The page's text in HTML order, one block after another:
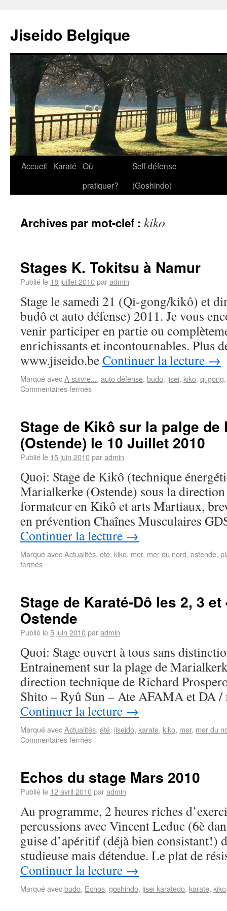
Jiseido Belgique
Accueil Karaté Où
pratiquer?
Self-défense
(Goshindo)
Archives par mot-clef : kiko
Stages K. Tokitsu à Namur
Publié le 18 juillet 2010paradmin
Stage le samedi 21 (Qi-gong/kikô) et
budô et auto défense) 2011. Je vous
venir participer en partie ou
enrichissants et incontournables. Plus
www.jiseido.beContinuer la lecture →
Marqué avecA suivre..., auto défense, budo, jisei, kiko, qi gong
Commentaires fermés
Stage de Kikô sur la palge de
(Ostende) le 10 Juillet 2010
Publié le 15 juin 2010paradmin
Quoi: Stage de Kikô (technique
Marialkerke (Ostende) sous la
formateur en Kikô et arts Martiaux,
en prévention Chaînes Musculaires
Continuer la lecture →
Marqué avecActualités, été, kiko, mer, mer du nord, ostende,
fermés
Stage de Karaté-Dô les 2, 3
Ostende
Publié le5 juin 2010paradmin
Quoi: Stage ouvert à tous sans
Entrainement sur la plage de
direction technique de Richard
Shito – Ryû Sun – Ate AFAMA et DA
Continuer la lecture →
Marqué avecActualités, été, jiseido, karate, kiko, mer, mer du
Commentaires fermés
Echos du stage Mars 2010
Publié le 12 avril 2010paradmin
Au programme, 2 heures riches
percussions avec Vincent Leduc (6è
guise d’apéritif (déjà bien consistant!)
studieuse mais détendue. Le plat de
Continuer la lecture →
Marqué avecbudo, Echos, goshindo, jisei karatedo, karate, kiko